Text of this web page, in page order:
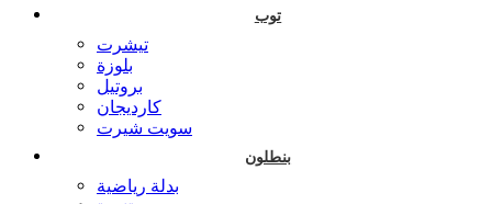
توب
تيشرت
بلوزة
بروتيل
كارديجان
سويت شيرت
بنطلون
بدلة رياضية